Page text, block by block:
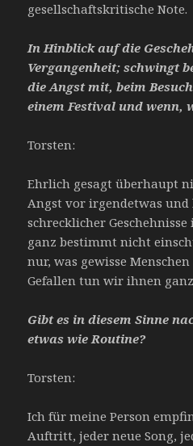
gesellschaftskritische Note.
In Hinblick auf die
Vergangenheit; schwingt
die Angst mit, beim
einem Festival und wenn,
Torsten:
Ehrlich gesagt überhaupt
Angst vor irgendetwas
schrecklicher
ganz bestimmt nicht
nur, was gewisse
Gefallen tun wir ihnen
Gibt es in diesem Sinne
etwas wie Routine?
Torsten:
Ich für meine Person
Auftritt, jeder neue Song,